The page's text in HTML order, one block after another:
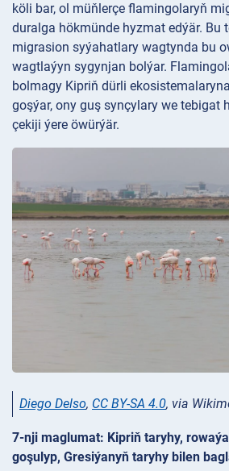
köli bar, ol müňlerçe flamingolaryň
duralga hökmünde hyzmat edýär. Bu
migrasion syýahatlary wagtynda bu
wagtlaýyn sygynjan bolýar.
bolmagy Kipriň dürli
goşýar, ony guş synçylary we tebigat
çekiji ýere öwürýär.
Diego Delso, CC BY-SA 4.0, via
7-nji maglumat: Kipriň taryhy,
goşulyp, Gresiýanyň taryhy bilen